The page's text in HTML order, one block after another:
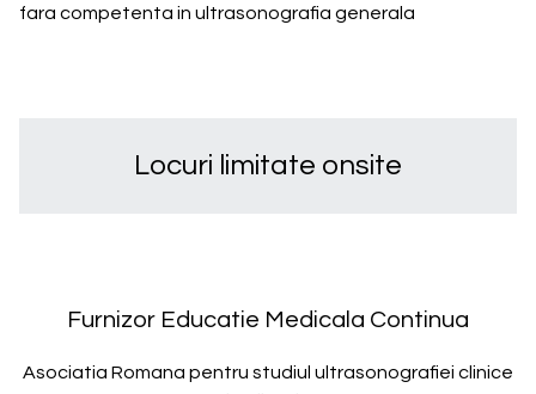
fara competenta in ultrasonografia generala
Locuri limitate onsite
Furnizor Educatie Medicala Continua
Asociatia Romana pentru studiul ultrasonografiei clinice